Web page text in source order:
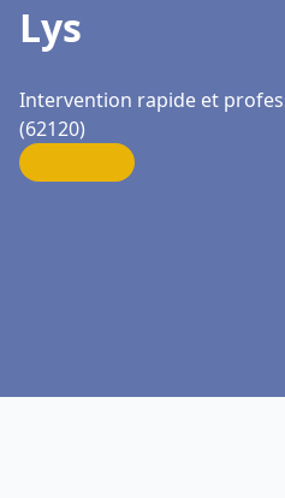
Lys
Intervention rapide et
(62120)